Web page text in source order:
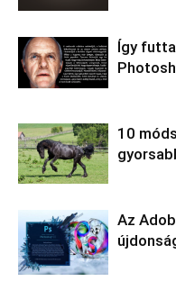
Így
10
Az